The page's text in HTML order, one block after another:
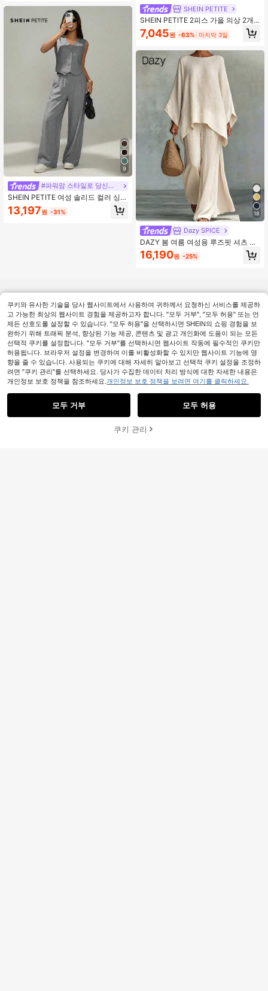
9
#파워맘 스타일로 당신의 하루를 활기차게 만들어보세요
SHEIN PETITE 여성 솔리드 컬러 싱글
브레스트 베스트 및 팬츠 캐주얼 2피
스 세트, 휴가 의상 여성, 여름 의상 여
13,197원 -31%
SHEIN PETITE
SHEIN PETITE 2피스 가을 의상 2개/
세트 여성 솔리드 컬러 민소매 탑 및
팬츠 가을 옷 브라운 2피스 세트,쁘띠
7,045원 -63% 마지막 3일
18
Dazy SPICE
DAZY 봄 여름 여성용 루즈핏 셔츠 탑
플로위 화이트 2피스 세트
16,190원 -25%
26% 할인!
쿠키와 유사한 기술을 당사 웹사이트에서 사용하여 귀하께서 요청하신 서비스를 제공하
고 가능한 최상의 웹사이트 경험을 제공하고자 합니다. "모두 거부", "모두 허용" 또는 언
제든 선호도를 설정할 수 있습니다. "모두 허용"을 선택하시면 SHEIN의 쇼핑 경험을 보
완하기 위해 트래픽 분석, 향상된 기능 제공, 콘텐츠 및 광고 개인화에 도움이 되는 모든
선택적 쿠키를 설정합니다. "모두 거부"를 선택하시면 웹사이트 작동에 필수적인 쿠키만
허용됩니다. 브라우저 설정을 변경하여 이를 비활성화할 수 있지만 웹사이트 기능에 영
향을 줄 수 있습니다. 사용되는 쿠키에 대해 자세히 알아보고 선택적 쿠키 설정을 조정하
려면 "쿠키 관리"를 선택하세요. 당사가 수집한 데이터 처리 방식에 대한 자세한 내용은
개인정보 보호 정책을 참조하세요. 개인정보 보호 정책을 보려면 여기를 클릭하세요.
모두 거부 모두 허용
쿠키 관리